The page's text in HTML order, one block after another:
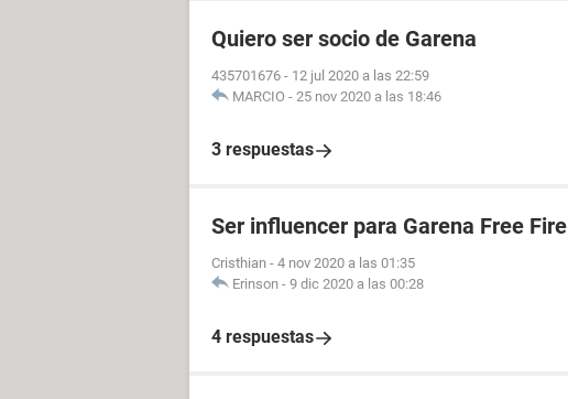
Quiero ser socio de Garena
435701676 - 12 jul 2020 a las 22:59
MARCIO - 25 nov 2020 a las 18:46
3 respuestas
Ser influencer para Garena Free Fire
Cristhian - 4 nov 2020 a las 01:35
Erinson - 9 dic 2020 a las 00:28
4 respuestas